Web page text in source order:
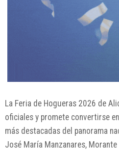
La Feria de Hogueras 2026 de
oficiales y promete convertirse
más destacadas del panorama
José María Manzanares, Morante